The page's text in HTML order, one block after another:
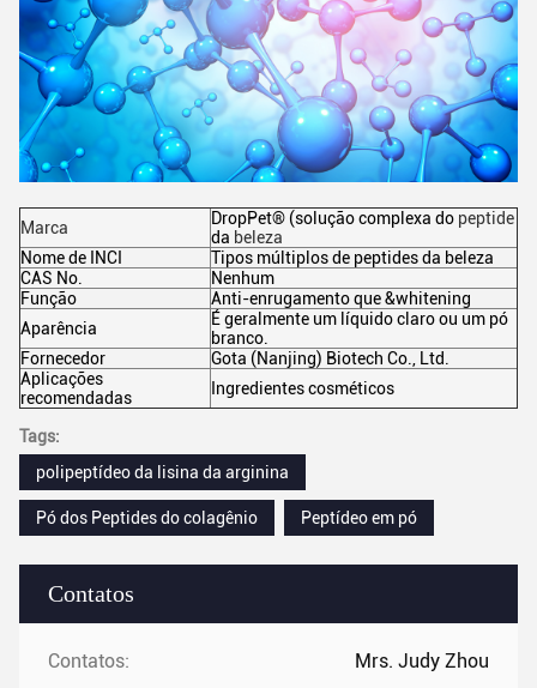
Contatos
Contatos: Mrs. Judy Zhou
Marca DropPet® (solução complexa do peptide
da beleza
Nome de INCI
Tipos múltiplos de peptides da beleza
CAS No.
Nenhum
Função
Anti-enrugamento que &whitening
Aparência
É geralmente um líquido claro ou um pó
branco.
Fornecedor
Gota (Nanjing) Biotech Co., Ltd.
Aplicações
recomendadas
Ingredientes cosméticos
Tags:
polipeptídeo da lisina da arginina
Pó dos Peptides do colagênio Peptídeo em pó